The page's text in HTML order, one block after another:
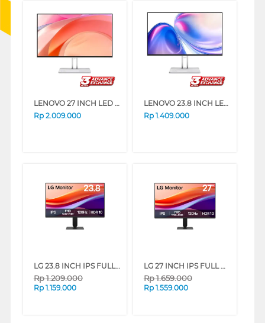
LENOVO 27 INCH LED MONITOR L27-4C 67DEKAC1WW
Rp 2.009.000
LENOVO 23.8 INCH LED MONITOR L24-4C 67DDKAC6WW
Rp 1.409.000
LG 23.8 INCH IPS FULL HD LED MONITOR 24U411A-B_DS
Rp1.209.000
Rp 1.159.000
LG 27 INCH IPS FULL HD LED MONITOR 27U411A-B_DS
Rp1.659.000
Rp 1.559.000